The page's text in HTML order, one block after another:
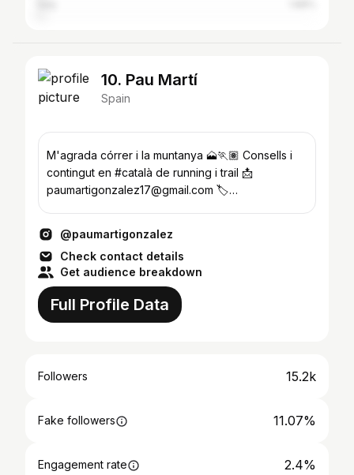
10. Pau Martí
Spain
M'agrada córrer i la muntanya 🗻🏃🏽 Consells i
contingut en #català de running i trail 📩
paumartigonzalez17@gmail.com 🏷️
@paumartigonzalez
Check contact details
Get audience breakdown
Full Profile Data
Followers 15.2k
Fake followers 11.07%
Engagement rate 2.4%